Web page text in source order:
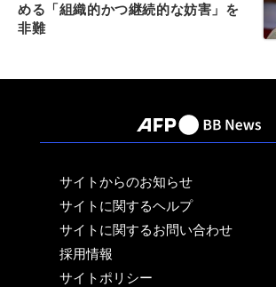
める「組織的かつ継続的な妨害」を
非難
サイトからのお知らせ
サイトに関するヘルプ
サイトに関するお問い合わせ
採用情報
サイトポリシー